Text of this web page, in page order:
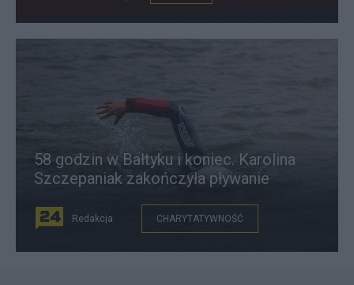
58 godzin w Bałtyku i koniec. Karolina
Szczepaniak zakończyła pływanie
Redakcja CHARYTATYWNOŚĆ